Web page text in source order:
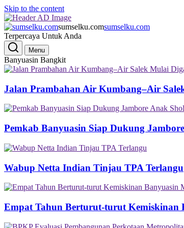
Skip to the content
sumselku.comsumselku.com
Terpercaya Untuk Anda
Menu
Banyuasin Bangkit
Jalan Prambahan Air Kumbang–Air
Pemkab Banyuasin Siap Dukung
Wabup Netta Indian Tinjau TPA Terlangu
Empat Tahun Berturut-turut Kemiskinan